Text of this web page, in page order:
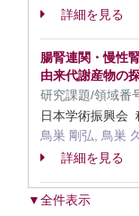
詳細を見る
腸腎連関・慢性
由来代謝産物の
研究課題/領域番
日本学術振興会
鳥巣 剛弘, 鳥巣
詳細を見る
▼全件表示